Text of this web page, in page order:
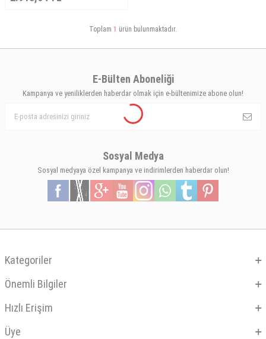
Toplam 1 ürün bulunmaktadır.
E-Bülten Aboneliği
Kampanya ve yeniliklerden haberdar olmak için e-bültenimize abone olun!
Sosyal Medya
Sosyal medyaya özel kampanya ve indirimlerden haberdar olun!
Kategoriler
Önemli Bilgiler
Hızlı Erişim
Üye